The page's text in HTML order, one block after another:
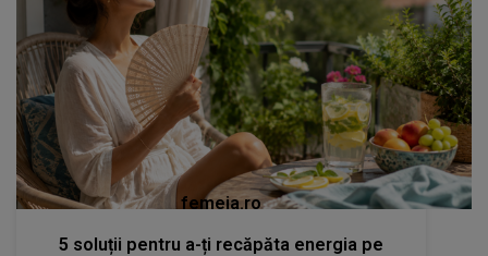
femeia.ro
5 soluții pentru a-ți recăpăta energia pe